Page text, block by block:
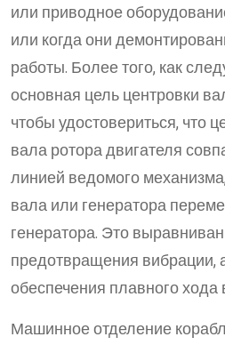
или приводное
или когда они
работы. Более того, как
основная цель центровки
чтобы удостовериться, что
вала ротора двигателя
линией ведомого
вала или генератора
генератора. Это
предотвращения вибрации,
обеспечения плавного хода
Машинное отделение